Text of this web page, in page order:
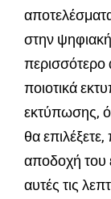
στην
περισσότερο
ποιοτικά
εκτύπωσης,
θα
αποδοχή του
αυτές τις